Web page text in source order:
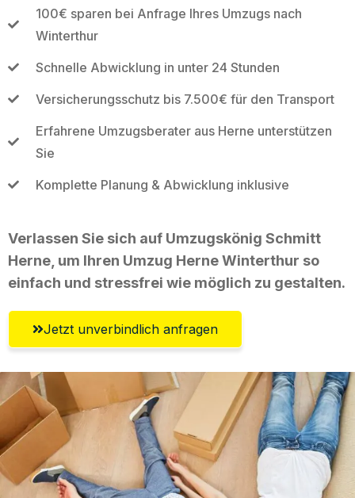
100€ sparen bei Anfrage Ihres Umzugs nach
Winterthur
Schnelle Abwicklung in unter 24 Stunden
Versicherungsschutz bis 7.500€ für den Transport
Erfahrene Umzugsberater aus Herne unterstützen
Sie
Komplette Planung & Abwicklung inklusive
Verlassen Sie sich auf Umzugskönig Schmitt
Herne, um Ihren Umzug Herne Winterthur so
einfach und stressfrei wie möglich zu gestalten.
Jetzt unverbindlich anfragen